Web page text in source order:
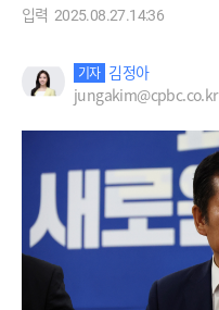
입력 2025.08.27.14:36
기자 김정아
jungakim@cpbc.co.kr